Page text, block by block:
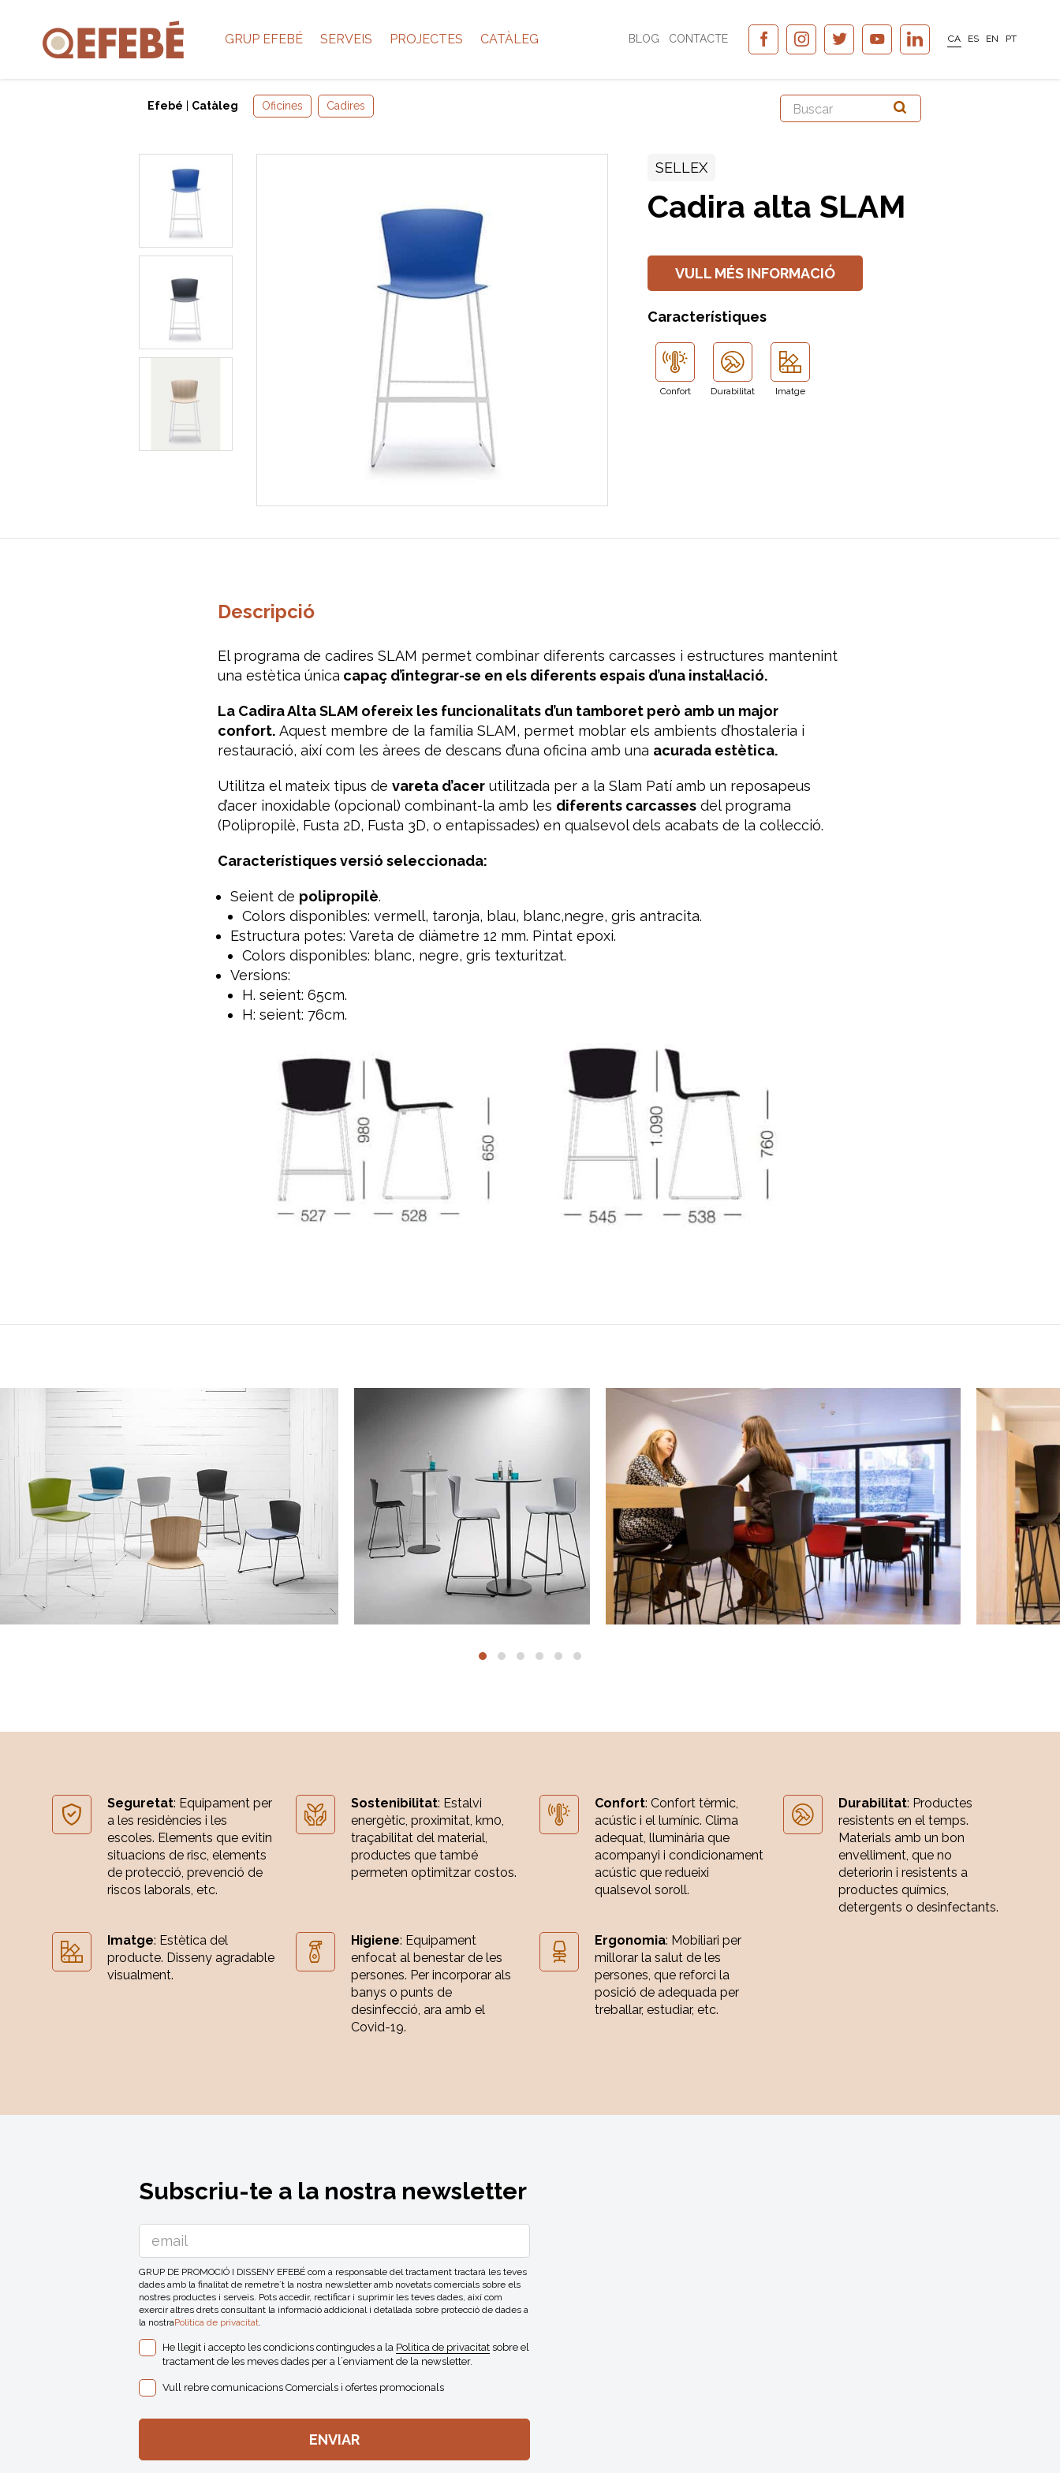
GRUP EFEBÉ SERVEIS PROJECTES CATÀLEG BLOG CONTACTE CA ES EN PT
Efebé Catàleg Oficines Cadires
SELLEX
Cadira alta SLAM
VULL MÉS INFORMACIÓ
Característiques
Confort Durabilitat Imatge
Descripció
El programa de cadires SLAM permet combinar diferents carcasses i estructures mantenint
una estètica única capaç d’integrar-se en els diferents espais d’una instal·lació.
La Cadira Alta SLAM ofereix les funcionalitats d’un tamboret però amb un major
confort.Aquest membre de la família SLAM, permet moblar els ambients d’hostaleria i
restauració, així com les àrees de descans d’una oficina amb una acurada estètica.
Utilitza el mateix tipus de vareta d’acerutilitzada per a la Slam Patí amb un reposapeus
d’acer inoxidable (opcional) combinant-la amb les diferents carcassesdel programa
(Polipropilè, Fusta 2D, Fusta 3D, o entapissades) en qualsevol dels acabats de la col·lecció.
Característiques versió seleccionada:
Seient de polipropilè.
Colors disponibles: vermell, taronja, blau, blanc,negre, gris antracita.
Estructura potes: Vareta de diàmetre 12 mm. Pintat epoxi.
Colors disponibles: blanc, negre, gris texturitzat.
Versions:
H. seient: 65cm.
H: seient: 76cm.
Seguretat: Equipament per
a les residències i les
escoles. Elements que evitin
situacions de risc, elements
de protecció, prevenció de
riscos laborals, etc.
Sostenibilitat: Estalvi
energètic, proximitat, km0,
traçabilitat del material,
productes que també
permeten optimitzar costos.
Confort: Confort tèrmic,
acústic i el lumínic. Clima
adequat, lluminària que
acompanyi i condicionament
acústic que redueixi
qualsevol soroll.
Durabilitat: Productes
resistents en el temps.
Materials amb un bon
envelliment, que no
deteriorin i resistents a
productes químics,
detergents o desinfectants.
Imatge: Estètica del
producte. Disseny agradable
visualment.
Higiene: Equipament
enfocat al benestar de les
persones. Per incorporar als
banys o punts de
desinfecció, ara amb el
Covid-19.
Ergonomia: Mobiliari per
millorar la salut de les
persones, que reforci la
posició de adequada per
treballar, estudiar, etc.
Subscriu-te a la nostra newsletter
GRUP DE PROMOCIÓ I DISSENY EFEBÉ com a responsable del tractament tractarà les teves
dades amb la finalitat de remetre´t la nostra newsletter amb novetats comercials sobre els
nostres productes i serveis. Pots accedir, rectificar i suprimir les teves dades, així com
exercir altres drets consultant la informació addicional i detallada sobre protecció de dades a
la nostraPolitica de privacitat.
He llegit i accepto les condicions contingudes a la Politica de privacitatsobre el
tractament de les meves dades per a l´enviament de la newsletter.
Vull rebre comunicacions Comercials i ofertes promocionals